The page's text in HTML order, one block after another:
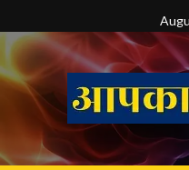
to
content